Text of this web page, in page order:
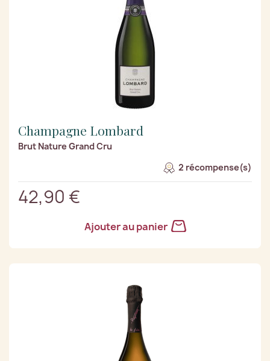
Champagne Lombard
Brut Nature Grand Cru
2 récompense(s)
42,90 €
Ajouter au panier